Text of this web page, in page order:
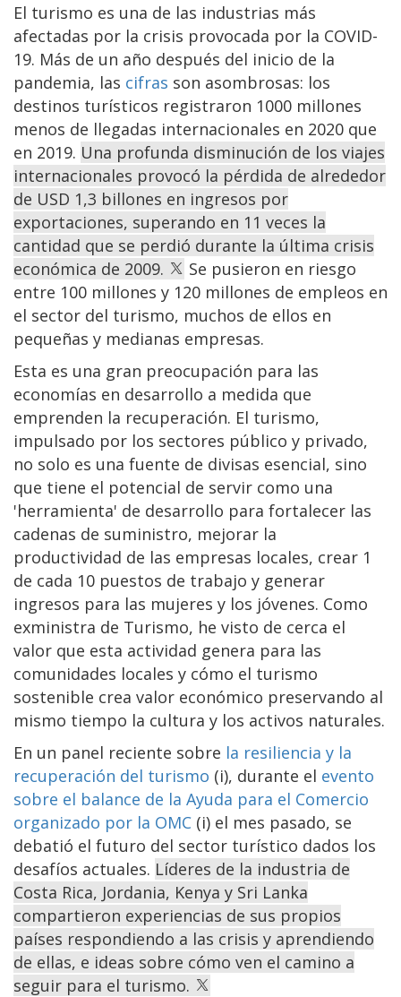
El turismo es una de las industrias más
afectadas por la crisis provocada por la COVID-
19. Más de un año después del inicio de la
pandemia, las cifras son asombrosas: los
destinos turísticos registraron 1000 millones
menos de llegadas internacionales en 2020 que
en 2019. Una profunda disminución de los viajes
internacionales provocó la pérdida de alrededor
de USD 1,3 billones en ingresos por
exportaciones, superando en 11 veces la
cantidad que se perdió durante la última crisis
económica de 2009.
Se pusieron en riesgo
entre 100 millones y 120 millones de empleos en
el sector del turismo, muchos de ellos en
pequeñas y medianas empresas.
Esta es una gran preocupación para las
economías en desarrollo a medida que
emprenden la recuperación. El turismo,
impulsado por los sectores público y privado,
no solo es una fuente de divisas esencial, sino
que tiene el potencial de servir como una
'herramienta' de desarrollo para fortalecer las
cadenas de suministro, mejorar la
productividad de las empresas locales, crear 1
de cada 10 puestos de trabajo y generar
ingresos para las mujeres y los jóvenes. Como
exministra de Turismo, he visto de cerca el
valor que esta actividad genera para las
comunidades locales y cómo el turismo
sostenible crea valor económico preservando al
mismo tiempo la cultura y los activos naturales.
En un panel reciente sobre la resiliencia y la
recuperación del turismo (i), durante el evento
sobre el balance de la Ayuda para el Comercio
organizado por la OMC (i) el mes pasado, se
debatió el futuro del sector turístico dados los
desafíos actuales. Líderes de la industria de
Costa Rica, Jordania, Kenya y Sri Lanka
compartieron experiencias de sus propios
países respondiendo a las crisis y aprendiendo
de ellas, e ideas sobre cómo ven el camino a
seguir para el turismo.